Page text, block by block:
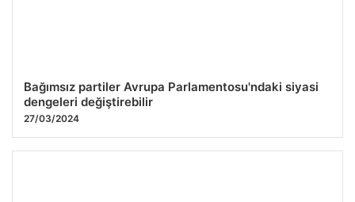
Bağımsız partiler Avrupa Parlamentosu'ndaki siyasi
dengeleri değiştirebilir
27/03/2024